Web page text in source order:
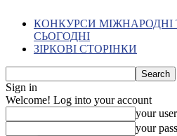
КОНКУРСИ МІЖНАРОДНІ
СЬОГОДНІ
ЗІРКОВІ СТОРІНКИ
Sign in
Welcome! Log into your account
your
your